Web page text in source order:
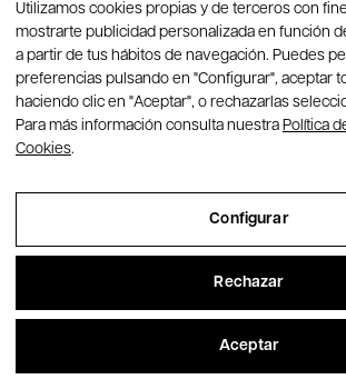
Serveis
Barcelona
info@creagroupevents.com
C/ Santaló, 10 | 08021 - Barcelona
Utilizamos cookies propias y de terceros con
mostrarte publicidad personalizada en función
a partir de tus hábitos de navegación. Puedes
preferencias pulsando en "Configurar", aceptar
haciendo clic en "Aceptar", o rechazarlas
Para más información consulta nuestra Política
Cookies.
Configurar
Rechazar
Aceptar